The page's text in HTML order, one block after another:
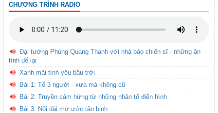
CHƯƠNG TRÌNH RADIO
Đại tướng Phùng Quang Thanh với nhà báo chiến sĩ - những ân
tình để lại
Xanh mãi tình yêu bầu trời
Bài 1: Tổ 3 người - xưa mà không cũ
Bài 2: Truyền cảm hứng từ những nhân tố điển hình
Bài 3: Nối dài mơ ước tân binh